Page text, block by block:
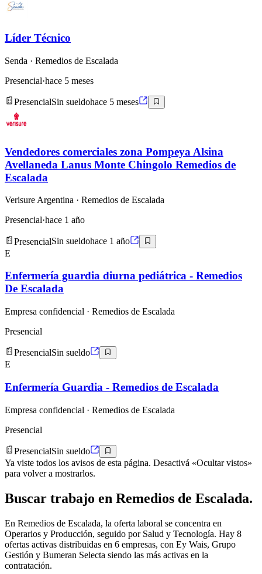
Líder Técnico
Senda · Remedios de Escalada
Presencial·hace 5 meses
PresencialSin sueldohace 5 meses
Vendedores comerciales zona Pompeya Alsina
Avellaneda Lanus Monte Chingolo Remedios de
Escalada
Verisure Argentina · Remedios de Escalada
Presencial·hace 1 año
PresencialSin sueldohace 1 año
E
Enfermería guardia diurna pediátrica - Remedios
De Escalada
Empresa confidencial · Remedios de Escalada
Presencial
PresencialSin sueldo
E
Enfermería Guardia - Remedios de Escalada
Empresa confidencial · Remedios de Escalada
Presencial
PresencialSin sueldo
Ya viste todos los avisos de esta página. Desactivá «Ocultar vistos»
para volver a mostrarlos.
Buscar trabajo en Remedios de Escalada.
En Remedios de Escalada, la oferta laboral se concentra en
Operarios y Producción, seguido por Salud y Tecnología. Hay 8
ofertas activas distribuidas en 6 empresas, con Ey Wais, Grupo
Gestión y Bumeran Selecta siendo las más activas en la
contratación.